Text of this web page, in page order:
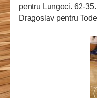
pentru Lungoci. 62-
Dragoslav pentru